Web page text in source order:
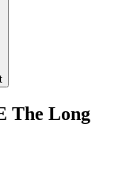
The Long